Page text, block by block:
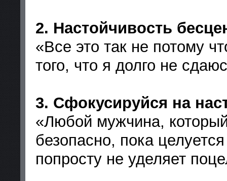
2. Настойчивость
«Все это так не потому
того, что я долго не
3. Сфокусируйся на
«Любой мужчина,
безопасно, пока
попросту не уделяет